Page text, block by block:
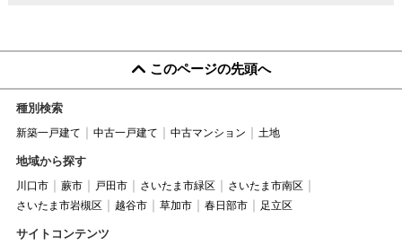
このページの先頭へ
種別検索
新築一戸建て 中古一戸建て 中古マンション 土地
地域から探す
川口市 蕨市 戸田市 さいたま市緑区
さいたま市南区
さいたま市岩槻区
越谷市 草加市 春日部市 足立区
サイトコンテンツ